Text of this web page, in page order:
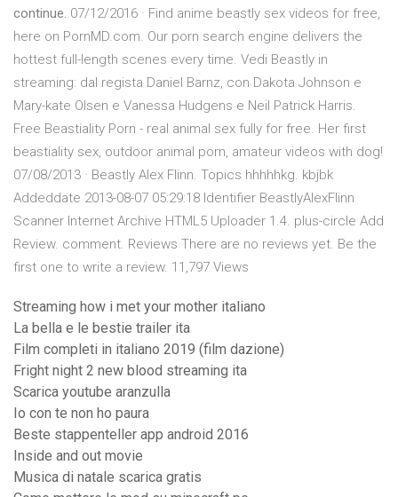
continue. 07/12/2016 · Find anime beastly sex videos for free,
here on PornMD.com. Our porn search engine delivers the
hottest full-length scenes every time. Vedi Beastly in
streaming: dal regista Daniel Barnz, con Dakota Johnson e
Mary-kate Olsen e Vanessa Hudgens e Neil Patrick Harris.
Free Beastiality Porn - real animal sex fully for free. Her first
beastiality sex, outdoor animal porn, amateur videos with dog!
07/08/2013 · Beastly Alex Flinn. Topics hhhhhkg. kbjbk
Addeddate 2013-08-07 05:29:18 Identifier BeastlyAlexFlinn
Scanner Internet Archive HTML5 Uploader 1.4. plus-circle Add
Review. comment. Reviews There are no reviews yet. Be the
first one to write a review. 11,797 Views
Streaming how i met your mother italiano
La bella e le bestie trailer ita
Film completi in italiano 2019 (film dazione)
Fright night 2 new blood streaming ita
Scarica youtube aranzulla
Io con te non ho paura
Beste stappenteller app android 2016
Inside and out movie
Musica di natale scarica gratis